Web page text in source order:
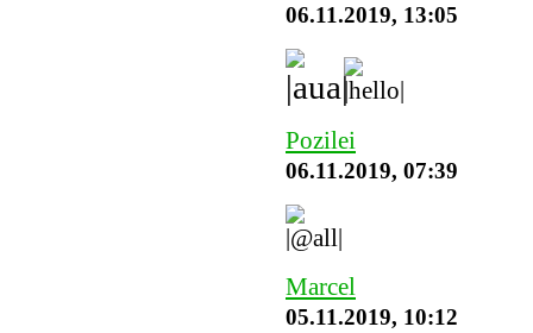
06.11.2019, 13:05
Pozilei
06.11.2019, 07:39
Marcel
05.11.2019, 10:12